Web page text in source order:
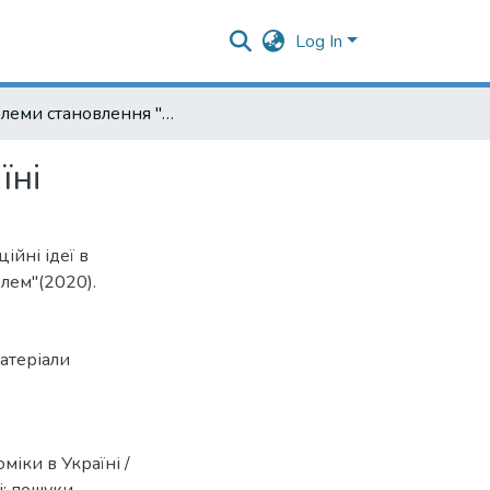
Log In
Проблеми становлення "зеленої" економіки в Україні
ідеї в
в Україні /